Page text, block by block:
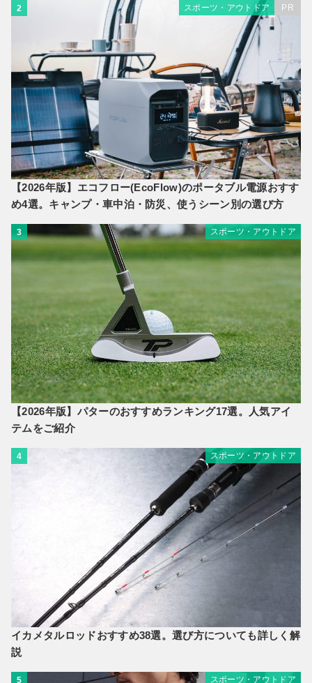
2 スポーツ・アウトドア PR
【2026年版】エコフロー(EcoFlow)のポータブル電源おすす
め4選。キャンプ・車中泊・防災、使うシーン別の選び方
3 スポーツ・アウトドア
【2026年版】パターのおすすめランキング17選。人気アイ
テムをご紹介
4 スポーツ・アウトドア
イカメタルロッドおすすめ38選。選び方についても詳しく解
説
5 スポーツ・アウトドア